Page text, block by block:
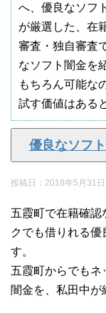
へ、優良なソフ
が厳選した、在
審査・独自審査
なソフト闇金を
もちろん可能な
試す価値はある
優良なソフ
投稿日： 2018年5月31日
五霞町で在籍確認
クでも借りれる
す。
五霞町からでもネ
闇金を、私田中が